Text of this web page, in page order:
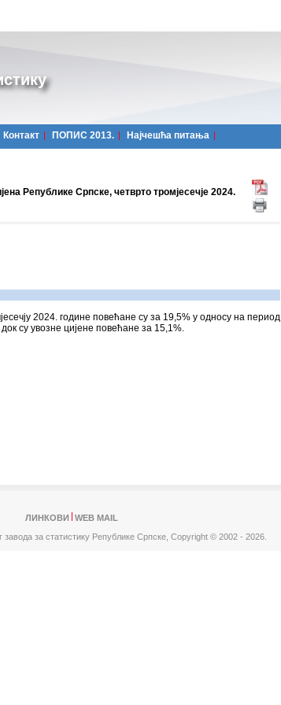
Контакт ПОПИС 2013. Најчешћa питања
Републике Српске, четврто тромјесечје 2024.
2024. године повећане су за 19,5% у односу на период
су увозне цијене повећане за 15,1%.
ЛИНКОВИ
WEB MAIL
завода за статистику Републике Српске, Copyright © 2002 - 2026.